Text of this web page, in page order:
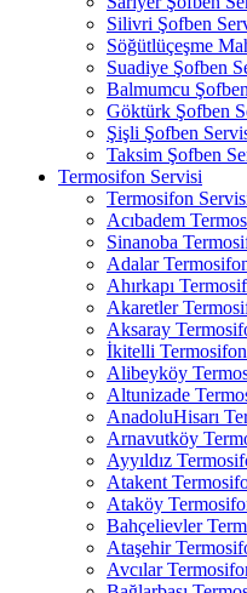
Silivri Şofben
Söğütlüçeşme
Suadiye Şofben
Balmumcu
Göktürk Şofben
Şişli Şofben
Taksim Şofben
Termosifon Servisi
Termosifon
Acıbadem
Sinanoba
Adalar
Ahırkapı
Akaretler
Aksaray
İkitelli
Alibeyköy
Altunizade
AnadoluHisarı
Arnavutköy
Ayyıldız
Atakent
Ataköy
Bahçelievler
Ataşehir
Avcılar